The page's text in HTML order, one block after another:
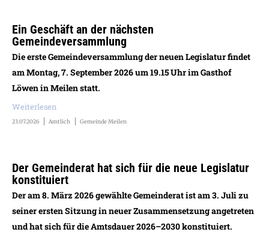
Ein Geschäft an der nächsten
Gemeindeversammlung
Die erste Gemeindeversammlung der neuen Legislatur findet
am Montag, 7. September 2026 um 19.15 Uhr im Gasthof
Löwen in Meilen statt.
Weiterlesen
23.07.2026 Amtlich Gemeinde Meilen
Der Gemeinderat hat sich für die neue Legislatur
konstituiert
Der am 8. März 2026 gewählte Gemeinderat ist am 3. Juli zu
seiner ersten Sitzung in neuer Zusammensetzung angetreten
und hat sich für die Amtsdauer 2026–2030 konstituiert.